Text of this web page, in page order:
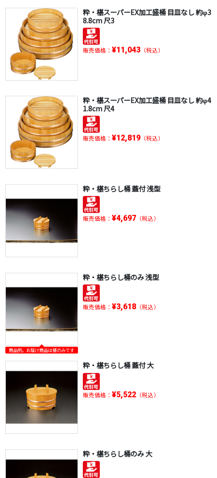
粋・椹スーパーEX加工盛桶 目皿なし 約φ3
8.8cm 尺3
販売価格： ¥11,043（税込）
粋・椹スーパーEX加工盛桶 目皿なし 約φ4
1.8cm 尺4
販売価格： ¥12,819（税込）
粋・椹ちらし桶 蓋付 浅型
販売価格： ¥4,697（税込）
商品例。お届け商品は桶のみです
粋・椹ちらし桶のみ 浅型
販売価格： ¥3,618（税込）
粋・椹ちらし桶 蓋付 大
販売価格： ¥5,522（税込）
粋・椹ちらし桶のみ 大